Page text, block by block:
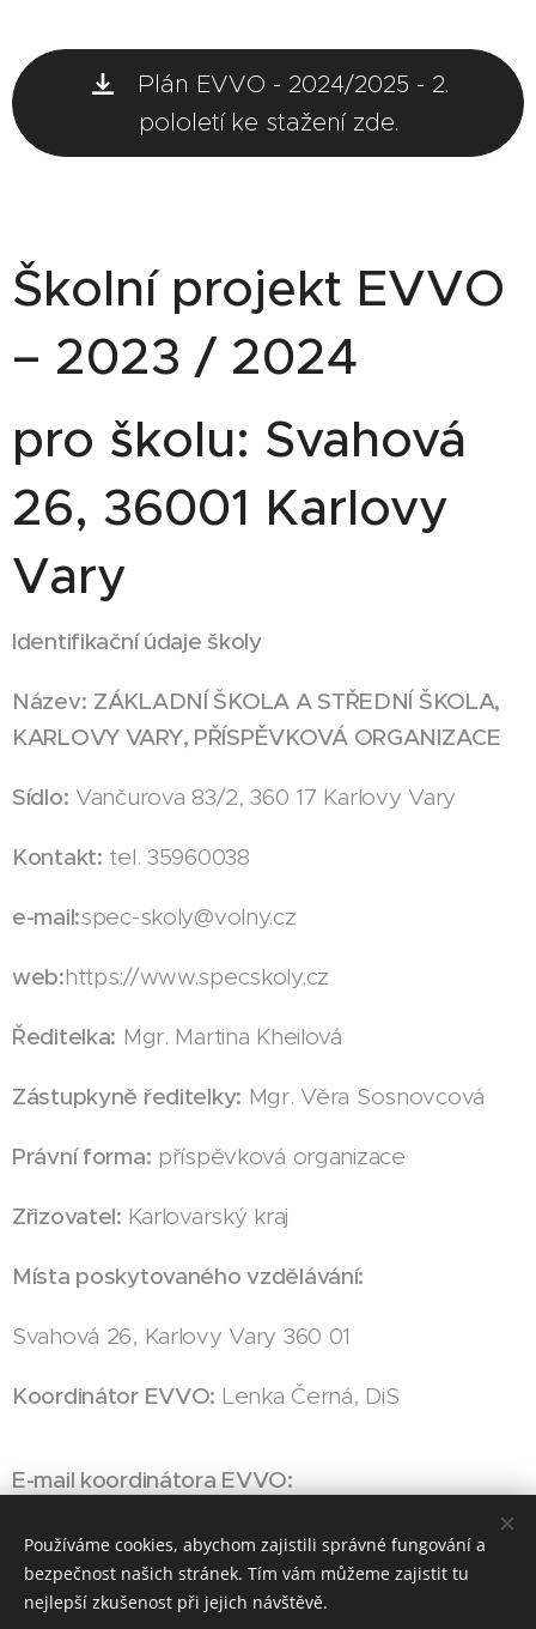
Plán EVVO - 2024/2025 - 2.
pololetí ke stažení zde.
Školní projekt EVVO
– 2023 / 2024
pro školu: Svahová
26, 36001 Karlovy
Vary
Identifikační údaje školy
Název: ZÁKLADNÍ ŠKOLA A STŘEDNÍ ŠKOLA,
KARLOVY VARY, PŘÍSPĚVKOVÁ ORGANIZACE
Sídlo: Vančurova 83/2, 360 17 Karlovy Vary
Kontakt: tel. 35960038
e-mail:spec-skoly@volny.cz
web:https://www.specskoly.cz
Ředitelka: Mgr. Martina Kheilová
Zástupkyně ředitelky: Mgr. Věra Sosnovcová
Právní forma: příspěvková organizace
Zřizovatel: Karlovarský kraj
Místa poskytovaného vzdělávání:
Svahová 26, Karlovy Vary 360 01
Koordinátor EVVO: Lenka Černá, DiS
E-mail koordinátora EVVO:
Používáme cookies, abychom zajistili správné fungování a
bezpečnost našich stránek. Tím vám můžeme zajistit tu
nejlepší zkušenost při jejich návštěvě.